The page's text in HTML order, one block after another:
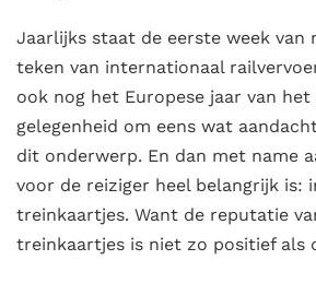
Jaarlijks staat de eerste week van
teken van internationaal
ook nog het Europese jaar van het
gelegenheid om eens wat
dit onderwerp. En dan met name
voor de reiziger heel belangrijk is:
treinkaartjes. Want de reputatie
treinkaartjes is niet zo positief als